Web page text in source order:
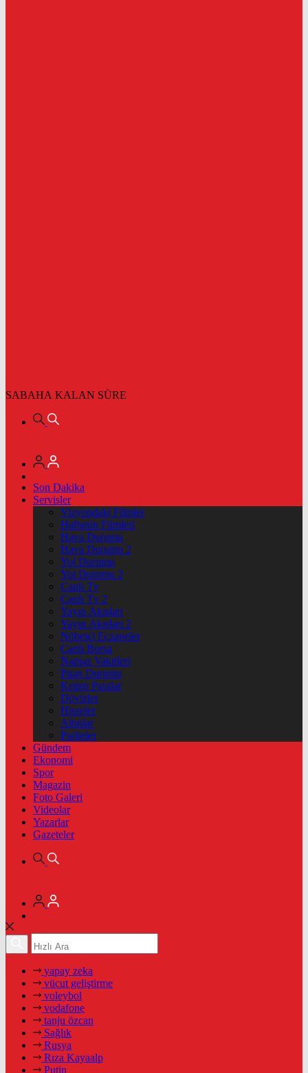
SABAHA KALAN SÜRE
Son Dakika
Servisler
Vizyondaki Filmler
Haftanin Filmleri
Hava Durumu
Hava Durumu 2
Yol Durumu
Yol Durumu 2
Canlı Tv
Canlı Tv 2
Yayın Akışları
Yayın Akışları 2
Nöbetçi Eczaneler
Canlı Borsa
Namaz Vakitleri
Puan Durumu
Kripto Paralar
Dövizler
Hisseler
Altınlar
Pariteler
Gündem
Ekonomi
Spor
Magazin
Foto Galeri
Videolar
Yazarlar
Gazeteler
yapay zeka
vücut geliştirme
voleybol
vodafone
tanju özcan
Sağlık
Rusya
Rıza Kayaalp
Putin